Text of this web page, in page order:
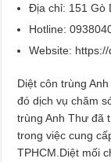
Địa chỉ: 151 Gò
Hotline:
Website:
Diệt côn trùng
đó dịch vụ chăm
trùng Anh Thư đã
trong việc cung
TPHCM.Diệt mối